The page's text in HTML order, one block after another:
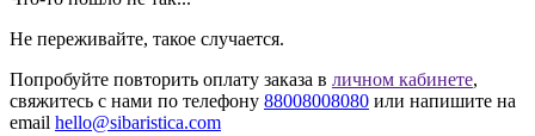
Не переживайте, такое случается.
Попробуйте повторить оплату заказа в личном кабинете,
свяжитесь с нами по телефону 88008008080 или напишите на
email hello@sibaristica.com